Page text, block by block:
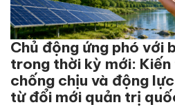
Chủ động ứng phó với
trong thời kỳ mới:
chống chịu và động
từ đổi mới quản trị